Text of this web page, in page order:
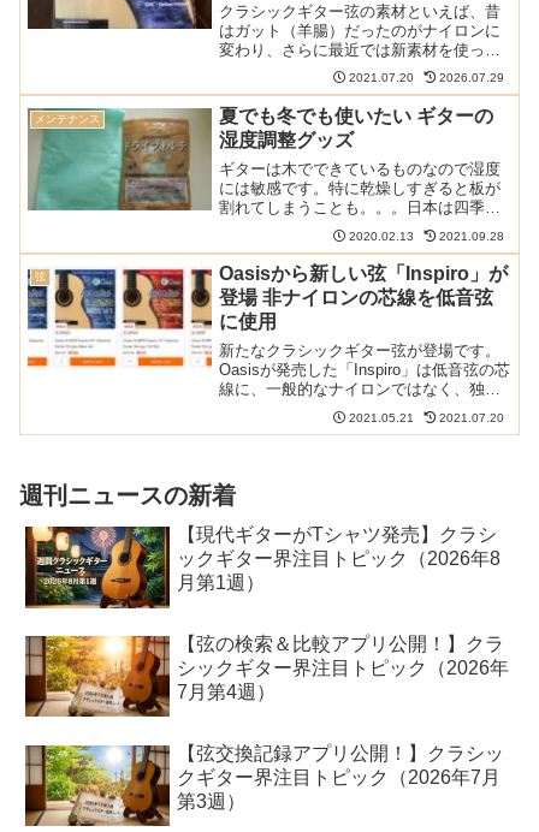
クラシックギター弦の素材といえば、昔
はガット（羊腸）だったのがナイロンに
変わり、さらに最近では新素材を使った
ものが数多く販売されています。Oasisの
Inspiroもそんな新素材系の弦の1つです。
新発売のこの弦を早速試してみました。
以下の記...
2021.07.20 2026.07.29
メンテナンス
夏でも冬でも使いたい ギターの
湿度調整グッズ
ギターは木でできているものなので湿度
には敏感です。特に乾燥しすぎると板が
割れてしまうことも。。。日本は四季を
通じて湿度の変化が激しいので特に注意
が必要です。目的に合った正しい湿度調
整剤を選んで大事なギターを守りましょ
う。正しい湿度管理のノウ...
2020.02.13 2021.09.28
弦
Oasisから新しい弦「Inspiro」が
登場 非ナイロンの芯線を低音弦
に使用
新たなクラシックギター弦が登場です。
Oasisが発売した「Inspiro」は低音弦の芯
線に、一般的なナイロンではなく、独自
のマルチフィラメントコアを使っている
のが特徴です。日本では楽器用加湿器メ
2021.05.21 2021.07.20
週刊ニュースの新着
【現代ギターがTシャツ発売】クラシ
ックギター界注目トピック（2026年8
月第1週）
【弦の検索＆比較アプリ公開！】クラ
シックギター界注目トピック（2026年
7月第4週）
【弦交換記録アプリ公開！】クラシッ
クギター界注目トピック（2026年7月
第3週）